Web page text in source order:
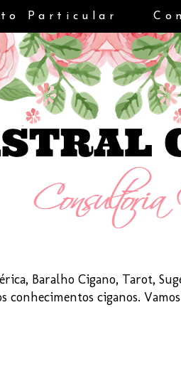
Baralho Cigano, Tarot,
conhecimentos ciganos.
Particular